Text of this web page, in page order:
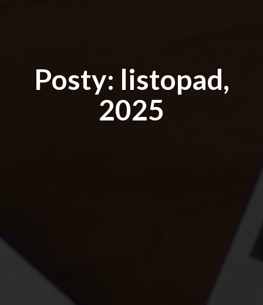
Posty: listopad,
2025